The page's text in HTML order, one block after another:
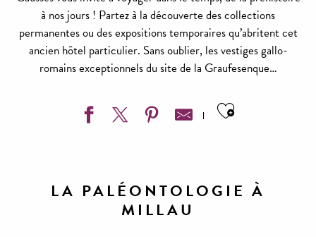
à nos jours ! Partez à la découverte des collections
permanentes ou des expositions temporaires qu’abritent cet
ancien hôtel particulier. Sans oublier, les vestiges gallo-
romains exceptionnels du site de la Graufesenque…
Ajouter
LA PALÉONTOLOGIE À
MILLAU